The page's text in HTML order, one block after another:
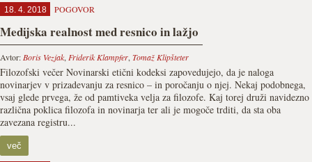
18. 4. 2018 POGOVOR
Medijska realnost med resnico in lažjo
Avtor: Boris Vezjak, Friderik Klampfer, Tomaž Klipšteter
Filozofski večer Novinarski etični kodeksi zapovedujejo, da je naloga
novinarjev v prizadevanju za resnico – in poročanju o njej. Nekaj podobnega,
vsaj glede prvega, že od pamtiveka velja za filozofe. Kaj torej druži navidezno
različna poklica filozofa in novinarja ter ali je mogoče trditi, da sta oba
zavezana registru...
več